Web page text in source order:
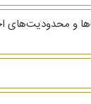
و محدودیت‌های